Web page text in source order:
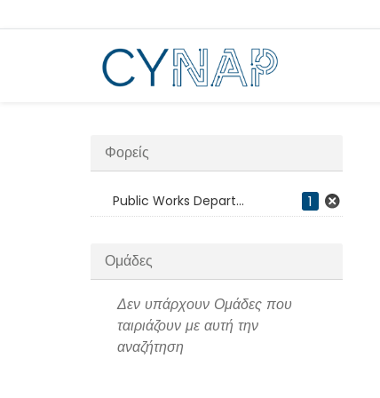
στο
Φορείς
Public Works Depart... 1
Ομάδες
Δεν υπάρχουν Ομάδες που
ταιριάζουν με αυτή την
αναζήτηση